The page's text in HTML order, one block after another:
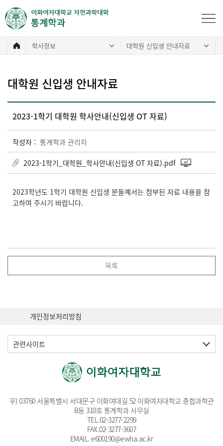
학사정보 대학원 신입생 안내자료
대학원 신입생 안내자료
2023-1학기 대학원 학사안내(신입생 OT 자료)
작성자 : 통계학과 관리자
2023-1학기_대학원_학사안내(신입생 OT 자료).pdf
2023학년도 1학기 대학원 신입생 분들꼐서는 첨부된 자료 내용을 참
고하여 주시기 바랍니다.
목록
개인정보처리방침
관련사이트
우) 03760 서울특별시 서대문구 이화여대길 52 이화여자대학교 종합과학관
B동 310호 통계학과 사무실
TEL.02-3277-2299
FAX.02-3277-3607
EMAIL. e600190@ewha.ac.kr